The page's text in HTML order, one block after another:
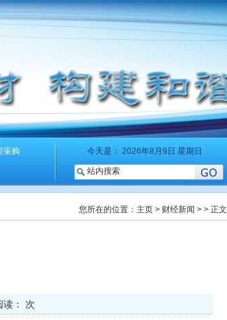
采购 今天是： 2026年8月9日 星期日
您所在的位置： 主页 > 财经新闻 > > 正文
： 次